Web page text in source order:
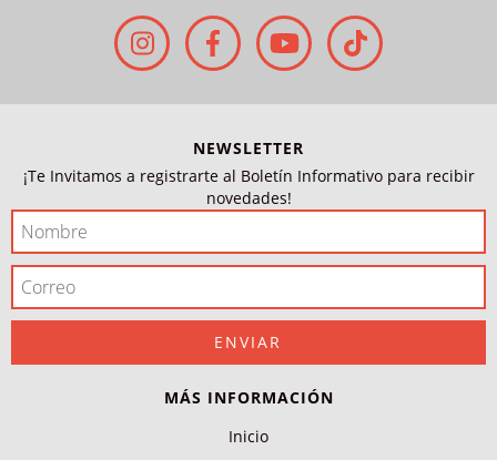
NEWSLETTER
¡Te Invitamos a registrarte al Boletín Informativo para recibir
novedades!
MÁS INFORMACIÓN
Inicio